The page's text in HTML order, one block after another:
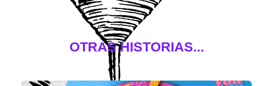
OTRAS HISTORIAS...